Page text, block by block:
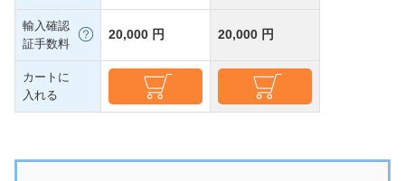
輸入確認
証手数料
20,000 円 20,000 円
カートに
入れる